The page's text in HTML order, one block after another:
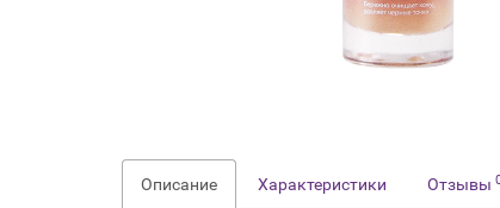
Описание Характеристики Отзывы